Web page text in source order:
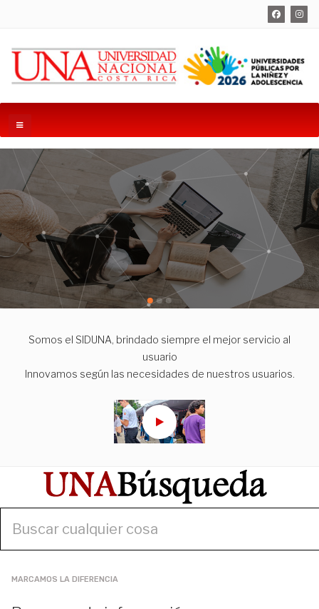
Buscadores de material bibliográfico
UNABÚSQUEDA OPAC
Somos el SIDUNA, brindado siempre el mejor servicio al
usuario
Innovamos según las necesidades de nuestros usuarios.
MARCAMOS LA DIFERENCIA